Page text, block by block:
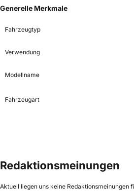
Generelle Merkmale
Fahrzeugtyp
Verwendung
Modellname
Fahrzeugart
Redaktionsmeinungen
Aktuell liegen uns keine Redaktionsmeinungen